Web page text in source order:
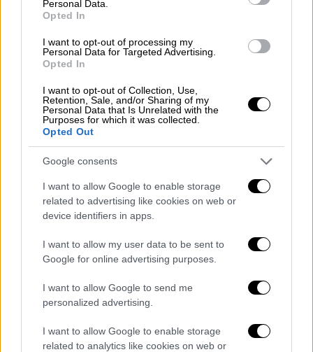
Personal Data.
Opted In
I want to opt-out of processing my
Personal Data for Targeted Advertising.
Opted In
I want to opt-out of Collection, Use,
Retention, Sale, and/or Sharing of my
Personal Data that Is Unrelated with the
Purposes for which it was collected.
Opted Out
Google consents
I want to allow Google to enable storage
related to advertising like cookies on web or
device identifiers in apps.
I want to allow my user data to be sent to
Google for online advertising purposes.
I want to allow Google to send me
personalized advertising.
I want to allow Google to enable storage
related to analytics like cookies on web or
Εκτέλεση
πορτοκάλι
είναι έναπολύ ωραίο χειμωνιάτικο γλυκό
Είτε ως επιδόρπιο σε ένα τραπέζι στο σπίτι,
φλιτζάνι τσάι, θα ενθουσίασει όποιον την
δοκιμάσει, ιδιαίτερα αν τη σερβίρετε, όπως
προτείνει ο Βαγγέλης Δρίσκας, με
χειροποίητο γλυκό πορτοκαλιού. Για να την
φτιάξετε, ακολουθήστε τα παρακάτω
βήματα:
1 κόκκινο γκρέιπφρουτ
500 γρ. ζάχαρη
500 ml νερό